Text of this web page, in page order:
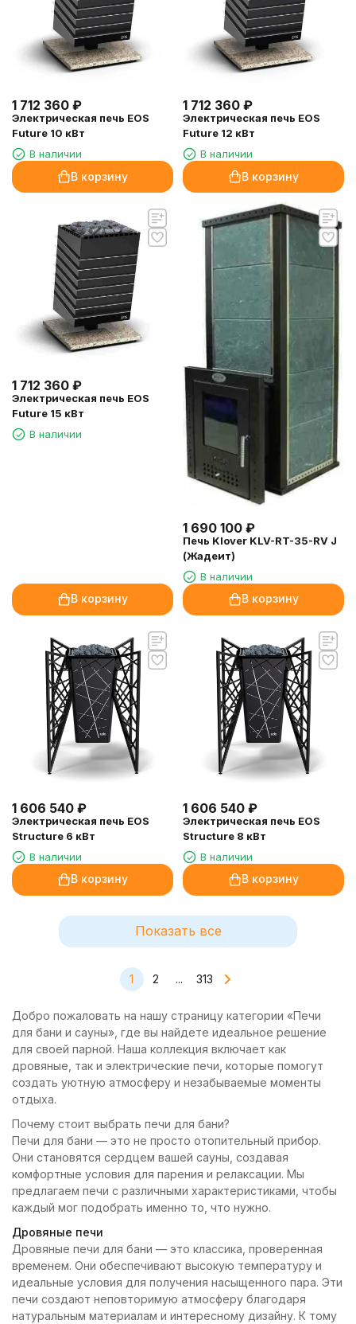
1 712 360 ₽
Электрическая печь EOS
Future 10 кВт
В наличии
В корзину
1 712 360 ₽
Электрическая печь EOS
Future 12 кВт
В наличии
В корзину
1 712 360 ₽
Электрическая печь EOS
Future 15 кВт
В наличии
В корзину
1 690 100 ₽
Печь Klover KLV-RT-35-RV J
(Жадеит)
В наличии
В корзину
1 606 540 ₽
Электрическая печь EOS
Structure 6 кВт
В наличии
В корзину
1 606 540 ₽
Электрическая печь EOS
Structure 8 кВт
В наличии
В корзину
Показать все
1 2 ... 313
Добро пожаловать на нашу страницу категории «Печи
для бани и сауны», где вы найдете идеальное решение
для своей парной. Наша коллекция включает как
дровяные, так и электрические печи, которые помогут
создать уютную атмосферу и незабываемые моменты
отдыха.
Почему стоит выбрать печи для бани?
Печи для бани — это не просто отопительный прибор.
Они становятся сердцем вашей сауны, создавая
комфортные условия для парения и релаксации. Мы
предлагаем печи с различными характеристиками, чтобы
каждый мог подобрать именно то, что нужно.
Дровяные печи
Дровяные печи для бани — это классика, проверенная
временем. Они обеспечивают высокую температуру и
идеальные условия для получения насыщенного пара. Эти
печи создают неповторимую атмосферу благодаря
натуральным материалам и интересному дизайну. К тому